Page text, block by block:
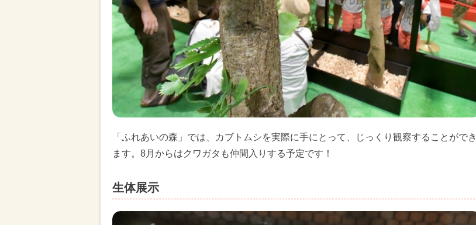
「ふれあいの森」では、カブトムシを実際に手にとって、じっくり観察することができ
ます。8月からはクワガタも仲間入りする予定です！
生体展示